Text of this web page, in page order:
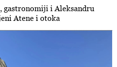
gastronomiji i Aleksandru
Atene i otoka